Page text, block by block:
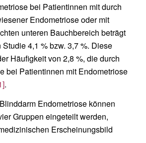
bei Patientinnen mit durch
Endometriose oder mit
unteren Bauchbereich beträgt
4,1 % bzw. 3,7 %. Diese
Häufigkeit von 2,8 %, die durch
bei Patientinnen mit Endometriose
.
Endometriose können
Gruppen eingeteilt werden,
Erscheinungsbild